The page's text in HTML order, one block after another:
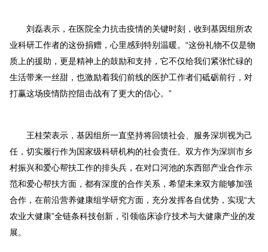
刘磊表示，在医院全力抗击疫情的关键时刻，收到基因组所农
业科研工作者的这份捐赠，心里感到特别温暖。“这份礼物不仅是物
质上的援助，更是精神上的鼓励和支持，它不仅给我们紧张忙碌的
生活带来一丝甜，也激励着我们前线的医护工作者们砥砺前行，对
打赢这场疫情防控阻击战有了更大的信心。”
王桂荣表示，基因组所一直坚持将回馈社会、服务深圳视为己
任，切实履行作为国家级科研机构的社会责任。双方作为深圳市乡
村振兴和爱心帮扶工作的排头兵，在对口河池的东西部产业合作示
范和爱心帮扶方面，都有深度的合作关系，希望未来双方能够加强
合作，在前沿营养健康组学研究方面，充分发挥各自优势，实现“大
农业大健康”全链条科技创新，引领临床诊疗技术与大健康产业的发
展。